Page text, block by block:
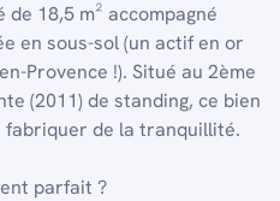
18,5 m² accompagné
en sous-sol (un actif en or
Provence !). Situé au 2ème
(2011) de standing, ce bien
fabriquer de la tranquillité.
parfait ?